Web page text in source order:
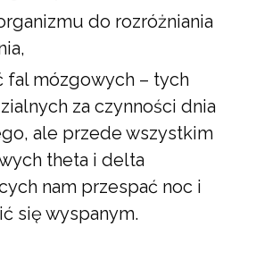
do rozróżniania
fal mózgowych – tych
za czynności dnia
ale przede wszystkim
theta i delta
nam przespać noc i
się wyspanym.